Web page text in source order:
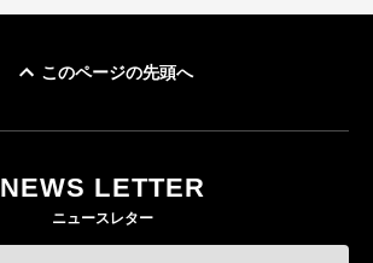
このページの先頭へ
NEWS LETTER
ニュースレター